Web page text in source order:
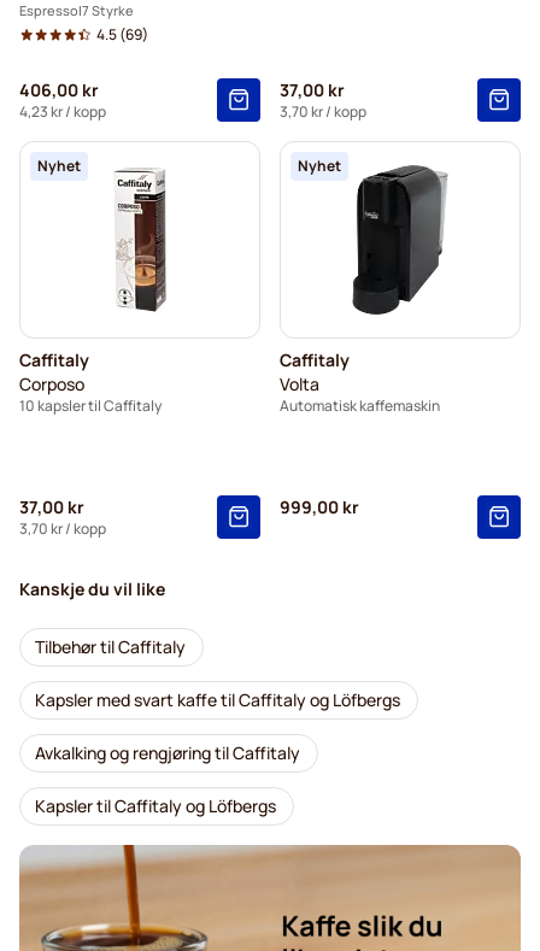
Espresso 7 Styrke
4.5(69)
406,00 kr
4,23 kr/ kopp
37,00 kr
3,70 kr/ kopp
Nyhet
Caffitaly
Corposo
10 kapsler til Caffitaly
37,00 kr
3,70 kr/ kopp
Nyhet
Caffitaly
Volta
Automatisk kaffemaskin
999,00 kr
Kanskje du vil like
Tilbehør til Caffitaly
Kapsler med svart kaffe til Caffitaly og Löfbergs
Avkalking og rengjøring til Caffitaly
Kapsler til Caffitaly og Löfbergs
Gimoka kapsler for Caffitaly